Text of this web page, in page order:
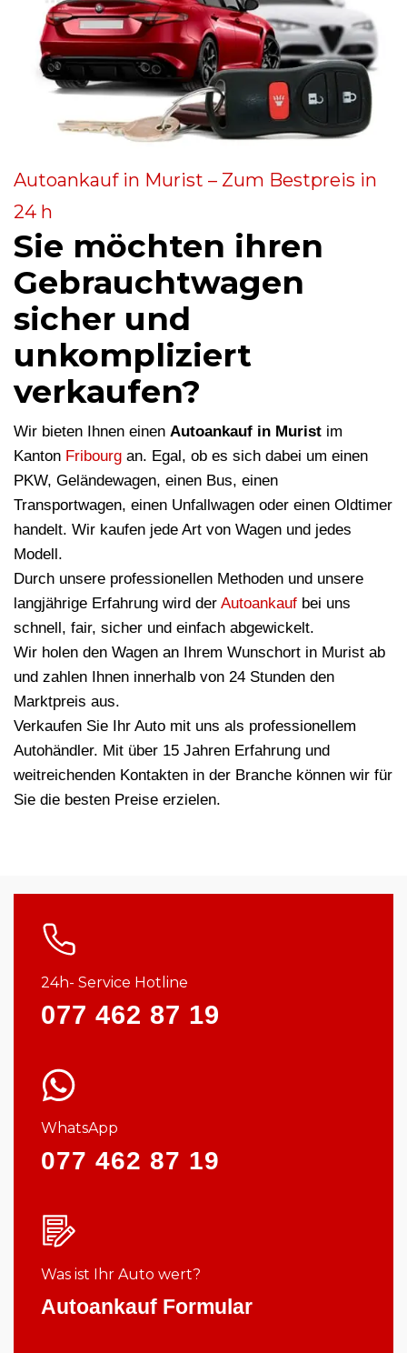
Autoankauf in Murist – Zum Bestpreis in
24 h
Sie möchten ihren
Gebrauchtwagen
sicher und
unkompliziert
verkaufen?
Wir bieten Ihnen einen Autoankauf in Murist im
Kanton Fribourg an. Egal, ob es sich dabei um einen
PKW, Geländewagen, einen Bus, einen
Transportwagen, einen Unfallwagen oder einen Oldtimer
handelt. Wir kaufen jede Art von Wagen und jedes
Modell.
Durch unsere professionellen Methoden und unsere
langjährige Erfahrung wird der Autoankauf bei uns
schnell, fair, sicher und einfach abgewickelt.
Wir holen den Wagen an Ihrem Wunschort in Murist ab
und zahlen Ihnen innerhalb von 24 Stunden den
Marktpreis aus.
Verkaufen Sie Ihr Auto mit uns als professionellem
Autohändler. Mit über 15 Jahren Erfahrung und
weitreichenden Kontakten in der Branche können wir für
Sie die besten Preise erzielen.
24h- Service Hotline
077 462 87 19
WhatsApp
077 462 87 19
Was ist Ihr Auto wert?
Autoankauf Formular